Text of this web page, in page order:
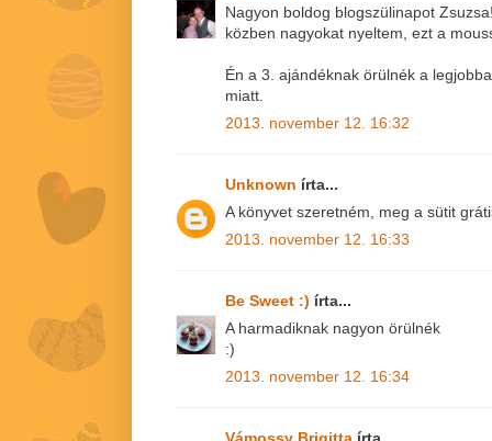
Nagyon boldog blogszülinapot
közben nagyokat nyeltem, ezt a
Én a 3. ajándéknak örülnék a
miatt.
2013. november 12. 16:32
Unknown írta...
A könyvet szeretném, meg a sütit
2013. november 12. 16:33
Be Sweet :) írta...
A harmadiknak nagyon örülnék
:)
2013. november 12. 16:34